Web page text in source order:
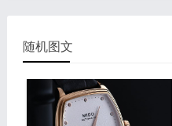
随机图文